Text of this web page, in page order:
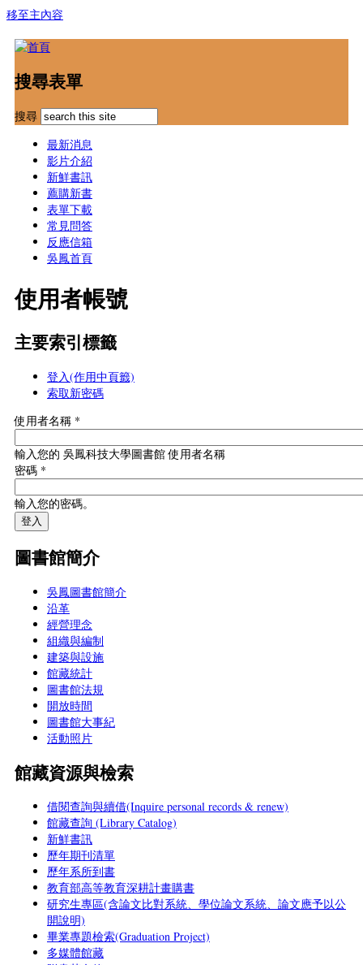
移至主內容
搜尋表單
搜尋
最新消息
影片介紹
新鮮書訊
薦購新書
表單下載
常見問答
反應信箱
吳鳳首頁
使用者帳號
主要索引標籤
登入(作用中頁籤)
索取新密碼
使用者名稱 *
輸入您的 吳鳳科技大學圖書館 使用者名稱
密碼 *
輸入您的密碼。
圖書館簡介
吳鳳圖書館簡介
沿革
經營理念
組織與編制
建築與設施
館藏統計
圖書館法規
開放時間
圖書館大事紀
活動照片
館藏資源與檢索
借閱查詢與續借(Inquire personal records & renew)
館藏查詢 (Library Catalog)
新鮮書訊
歷年期刊清單
歷年系所到書
教育部高等教育深耕計畫購書
研究生專區(含論文比對系統、學位論文系統、論文應予以公
開說明)
畢業專題檢索(Graduation Project)
多媒體館藏